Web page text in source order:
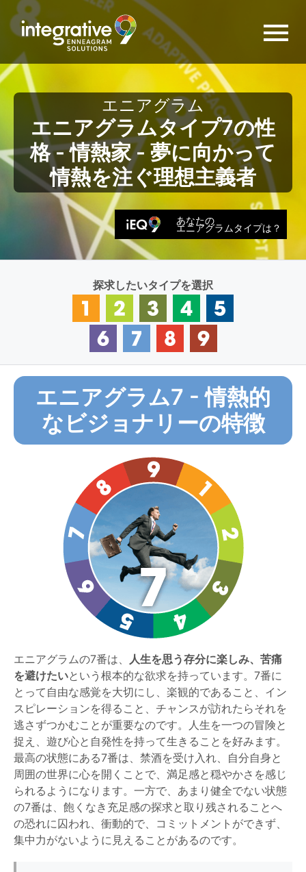
エニアグラム
エニアグラムタイプ7の性
格 - 情熱家 - 夢に向かって
情熱を注ぐ理想主義者
あなたの
エニアグラムタイプは？
探求したいタイプを選択
エニアグラム7 - 情熱的
なビジョナリーの特徴
エニアグラムの7番は、 人生を思う存分に楽しみ、苦痛
を避けたいという根本的な欲求を持っています。7番に
とって自由な感覚を大切にし、楽観的であること、イン
スピレーションを得ること、チャンスが訪れたらそれを
逃さずつかむことが重要なのです。人生を一つの冒険と
捉え、遊び心と自発性を持って生きることを好みます。
最高の状態にある7番は、禁酒を受け入れ、自分自身と
周囲の世界に心を開くことで、満足感と穏やかさを感じ
られるようになります。一方で、あまり健全でない状態
の7番は、飽くなき充足感の探求と取り残されることへ
の恐れに囚われ、衝動的で、コミットメントができず、
集中力がないように見えることがあるのです。